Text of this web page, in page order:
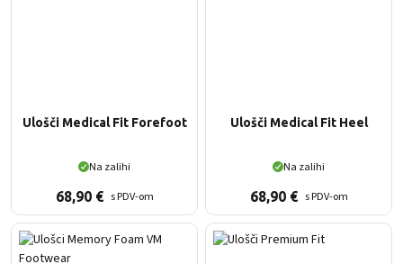
Ulošči Medical Fit Forefoot
Na zalihi
68,90 € s PDV-om
Ulošči Medical Fit Heel
Na zalihi
68,90 € s PDV-om